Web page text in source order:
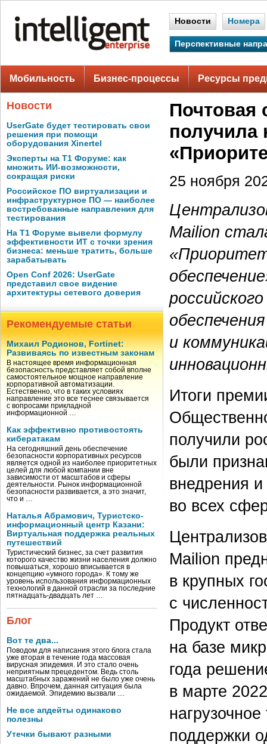
Новости Номера
Перспективные
Мобильность Бизнес-процессы Ресурсы
Новости
UserGate будет тестировать свои
решения при помощи
оборудования Xinertel
Эксперты на Т1 Форуме: как
множить ИИ-возможности,
сокращая риски
Российское ПО виртуализации и
инфраструктурное ПО — наиболее
востребованные направления для
тестирования
На Т1 Форуме вывели формулу
эффективности ИТ с точки зрения
бизнеса: меньше тратить, больше
зарабатывать
Open Conf 2026: UserGate
представил свое видение
архитектуры сетевого доверия
Рекомендуемые статьи
Михаил Родионов, Fortinet:
Развиваясь по известным законам
В настоящее время информационная
безопасность представляет собой вполне
самостоятельное мощное направление
корпоративной автоматизации.
Естественно, что в таких условиях
направление это все теснее связывается
с вопросами прикладной
информационной …
Как эффективно противостоять
кибератакам
На сегодняшний день обеспечение
безопасности корпоративных ресурсов
является одной из наиболее приоритетных
целей для любой компании вне
зависимости от масштабов и сферы
деятельности. Рынок информационной
безопасности развивается, а это значит,
что и …
Наталья Абрамович, Туристско-
информационный центр Казани:
Виртуальная поддержка реальных
путешествий
Туристический бизнес, за счет развития
которого качество жизни населения должно
повышаться, хорошо вписывается в
концепцию «умного города». К тому же
уровень использования информационных
технологий в данной отрасли за последние
пятнадцать-двадцать лет …
Блог
Вот те два...
Поводом для написания этого блога стала
уже вторая в течение года массовая
вирусная эпидемия. И это стало очень
неприятным прецедентом. Ведь столь
масштабных заражений не было уже очень
давно. Впрочем, данная ситуация была
ожидаемой. Эпидемию вызвали …
Не все апдейты одинаково
полезны
Утечки бывают разными
Почтовая
25 ноября
Mailion
и
Итоги
получили
были
внедрения и
во всех
Mailion
в крупных
с
Продукт
на базе
года
в марте
поддержки